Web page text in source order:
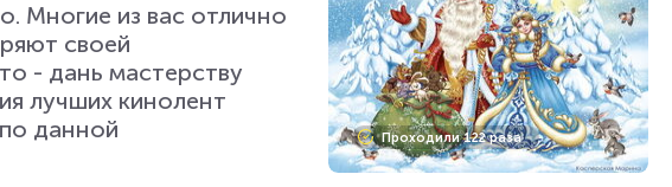
Многие из вас отлично
своей
- дань мастерству
лучших кинолент
данной
Проходили 122 раза